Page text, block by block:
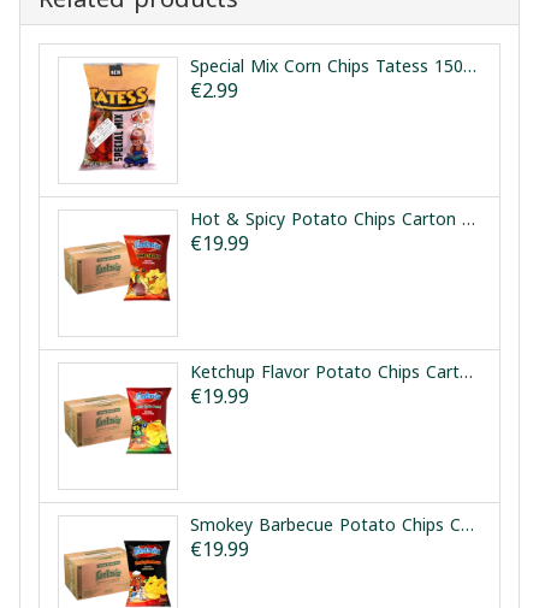
Special Mix Corn Chips Tatess 150g | رقائق ذرة مشكلة تاتيس 150غ
€2.99
Hot & Spicy Potato Chips Carton Fantasia 12x90g | طرد شيبس بطاطا حار وحريف فانتازيا 12×90غ
€19.99
Ketchup Flavor Potato Chips Carton Fantasia 12x90g | طرد شيبس بطاطا بنكهة الكاتشب فانتازيا 12×90غ
€19.99
Smokey Barbecue Potato Chips Carton Fantasia 12x90g | طرد شيبس بطاطا بنكهة الباربكيو المدخن فانتازيا 12×90غ
€19.99